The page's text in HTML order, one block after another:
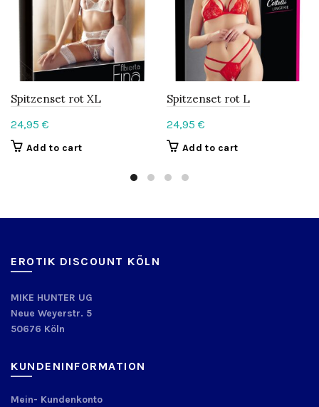
Spitzenset rot XL
24,95 €
Add to cart
Spitzenset rot L
24,95 €
Add to cart
EROTIK DISCOUNT KÖLN
MIKE HUNTER UG
Neue Weyerstr. 5
50676 Köln
KUNDENINFORMATION
Mein- Kundenkonto